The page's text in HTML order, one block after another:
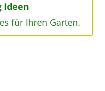
Ideen
für Ihren Garten.